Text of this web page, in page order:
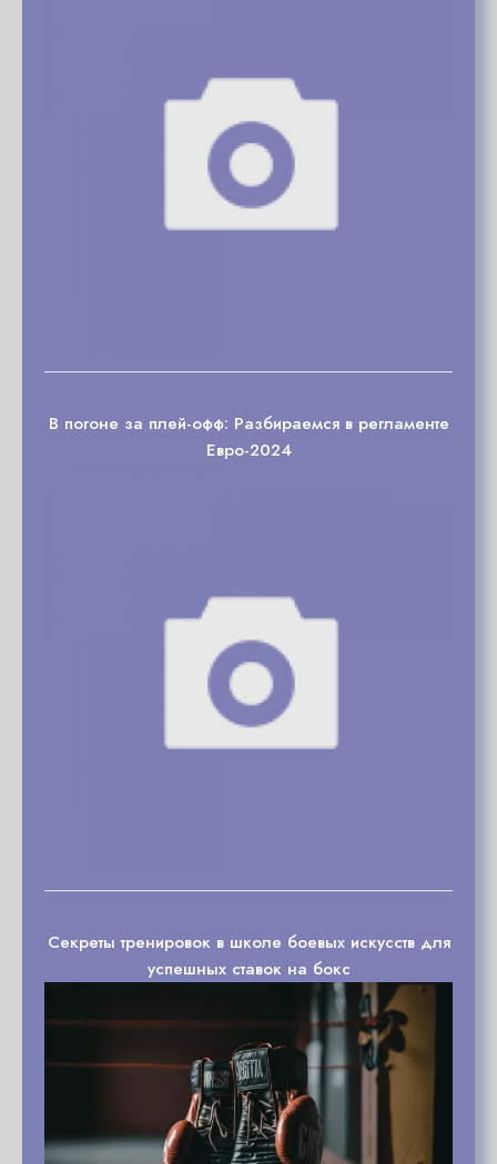
В погоне за плей-офф: Разбираемся в регламенте
Евро-2024
Секреты тренировок в школе боевых искусств для
успешных ставок на бокс